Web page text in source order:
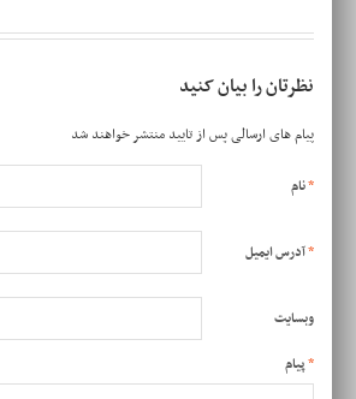
نظرتان را بیان کنید
پیام های ارسالی پس از تایید منتشر خواهند شد
*
*
وبسایت
*